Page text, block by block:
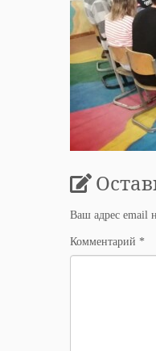
Ваш адрес email
Комментарий *